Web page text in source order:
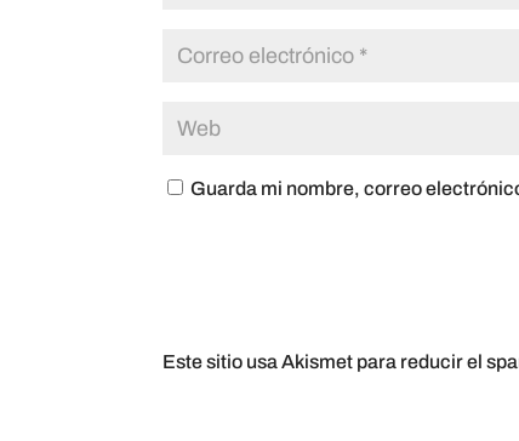
Guarda mi nombre, correo
Este sitio usa Akismet para reducir el